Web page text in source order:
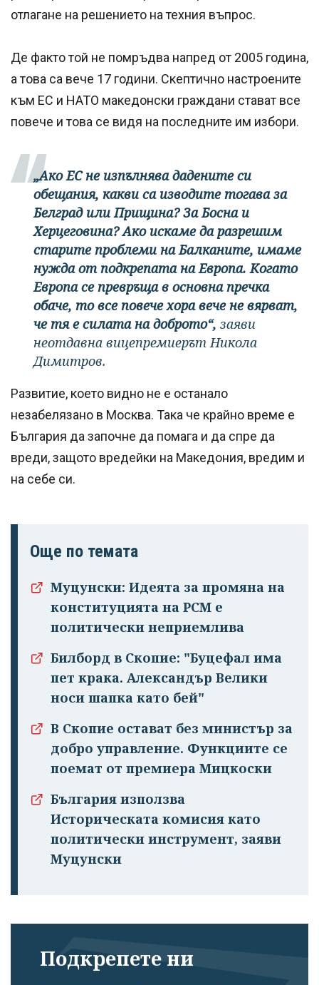
отлагане на решението на техния въпрос.
Де факто той не помръдва напред от 2005 година,
а това са вече 17 години. Скептично настроените
към ЕС и НАТО македонски граждани стават все
повече и това се видя на последните им избори.
„Ако ЕС не изпълнява дадените си
обещания, какви са изводите тогава за
Белград или Прищина? За Босна и
Херцеговина? Ако искаме да разрешим
старите проблеми на Балканите, имаме
нужда от подкрепата на Европа. Когато
Европа се превръща в основна пречка
обаче, то все повече хора вече не вярват,
че тя е силата на доброто“, заяви
неотдавна вицепремиерът Никола
Димитров.
Развитие, което видно не е останало
незабелязано в Москва. Така че крайно време е
България да започне да помага и да спре да
вреди, защото вредейки на Македония, вредим и
на себе си.
Още по темата
Муцунски: Идеята за промяна на
конституцията на РСМ е
политически неприемлива
Билборд в Скопие: "Буцефал има
пет крака. Александър Велики
носи шапка като бей"
В Скопие остават без министър за
добро управление. Функциите се
поемат от премиера Мицкоски
България използва
Историческата комисия като
политически инструмент, заяви
Муцунски
Подкрепете ни